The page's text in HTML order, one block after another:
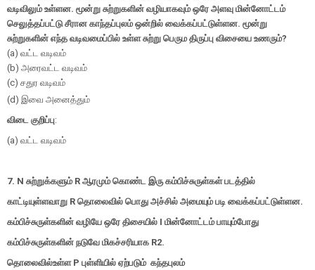
வடிவிலும் உள்ளன. மூன்று சுற்றுகளின் வழியாகவும் ஒரே அளவு மின்னோட்டம்
செலுத்தப்பட்டு சீரான காந்தப்புலம் ஒன்றில் வைக்கப்பட்டுள்ளன. மூன்று
சுற்றுகளின் எந்த வடிவமைப்பில் உள்ள சுற்று பெரும திருப்பு விசையை உணரும்?
(a) வட்ட வடிவம்
(b) அரைவட்ட வடிவம்
(c) சதுர வடிவம்
(d) இவை அனைத்தும்
விடை குறிப்பு:
(a) வட்ட வடிவம்
7. N சுற்றுக்களும் R ஆரமும் கொண்ட இரு கம்பிச்சுருள்கள் படத்தில்
காட்டியுள்ளவாறு R தொலைவில் பொது அச்சில் அமையும் படி வைக்கப்பட்டுள்ளன.
கம்பிச்சுருள்களின் வழியே ஒரே திசையில் I மின்னோட்டம் பாயும்போது
கம்பிச்சுருள்களின் நடுவே மிகச்சரியாக R2.
தொலைவில்உள்ள P புள்ளியில் ஏற்படும் கந்தபுலம்